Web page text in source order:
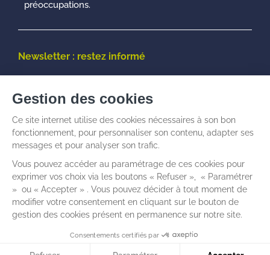
préoccupations.
Newsletter : restez informé
© Talenz -Informations légales IPolitique de
confidentialité